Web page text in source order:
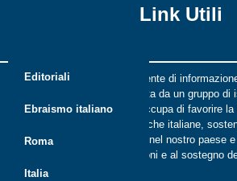
Link Utili
Editoriali
Ebraismo italiano
Roma
Italia
Riflessi è una rivista indipendente di
periodica, digitale e on line nata da un gruppo
ebraica di Roma. Riflessi si occupa di favorire
il dialogo tra le comunità ebraiche italiane,
promuovere la cultura ebraica nel nostro paese
crescita delle nuove generazioni e al sostegno
italiano.